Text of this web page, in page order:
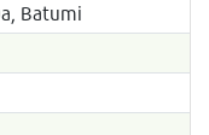
Batumi